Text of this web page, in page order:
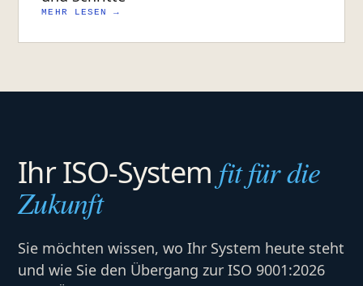
MEHR LESEN →
Ihr ISO-System fit für die
Zukunft
Sie möchten wissen, wo Ihr System heute steht
und wie Sie den Übergang zur ISO 9001:2026